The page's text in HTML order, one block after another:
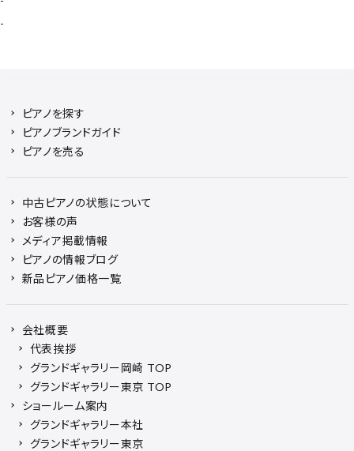
-
ピアノを探す
ピアノブランドガイド
ピアノを売る
中古ピアノの状態について
お客様の声
メディア掲載情報
ピアノの情報ブログ
新品ピアノ価格一覧
会社概要
代表挨拶
グランドギャラリー岡崎 TOP
グランドギャラリー東京 TOP
ショールーム案内
グランドギャラリー本社
グランドギャラリー東京